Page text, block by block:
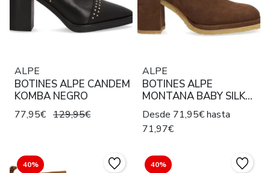
ALPE
BOTINES ALPE CANDEM
KOMBA NEGRO
77,95€ 129,95€
ALPE
BOTINES ALPE
MONTANA BABY SILK
MUSTANG
Desde 71,95€ hasta
71,97€
40% 40%